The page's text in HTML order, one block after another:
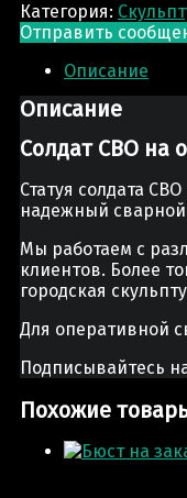
Категория:
Отправить
Описание
Описание
Солдат СВО на
Статуя солдата
надежный сварной
Мы работаем с
клиентов. Более
городская
Для оперативной
Подписывайтесь
Похожие